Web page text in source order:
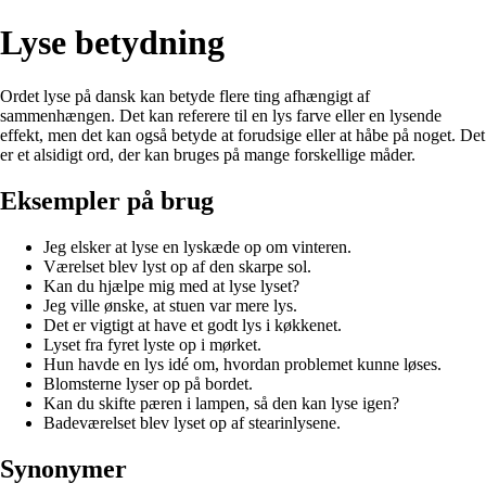
Lyse betydning
Ordet lyse på dansk kan betyde flere ting afhængigt af
sammenhængen. Det kan referere til en lys farve eller en lysende
effekt, men det kan også betyde at forudsige eller at håbe på noget. Det
er et alsidigt ord, der kan bruges på mange forskellige måder.
Eksempler på brug
Jeg elsker at lyse en lyskæde op om vinteren.
Værelset blev lyst op af den skarpe sol.
Kan du hjælpe mig med at lyse lyset?
Jeg ville ønske, at stuen var mere lys.
Det er vigtigt at have et godt lys i køkkenet.
Lyset fra fyret lyste op i mørket.
Hun havde en lys idé om, hvordan problemet kunne løses.
Blomsterne lyser op på bordet.
Kan du skifte pæren i lampen, så den kan lyse igen?
Badeværelset blev lyset op af stearinlysene.
Synonymer